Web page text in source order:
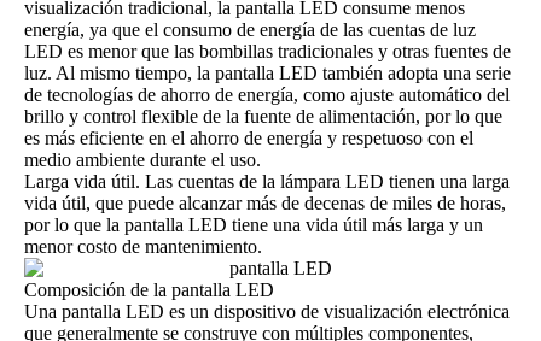
visualización tradicional, la pantalla LED consume menos
energía, ya que el consumo de energía de las cuentas de luz
LED es menor que las bombillas tradicionales y otras fuentes de
luz. Al mismo tiempo, la pantalla LED también adopta una serie
de tecnologías de ahorro de energía, como ajuste automático del
brillo y control flexible de la fuente de alimentación, por lo que
es más eficiente en el ahorro de energía y respetuoso con el
medio ambiente durante el uso.
Larga vida útil. Las cuentas de la lámpara LED tienen una larga
vida útil, que puede alcanzar más de decenas de miles de horas,
por lo que la pantalla LED tiene una vida útil más larga y un
menor costo de mantenimiento.
Composición de la pantalla LED
Una pantalla LED es un dispositivo de visualización electrónica
que generalmente se construye con múltiples componentes,